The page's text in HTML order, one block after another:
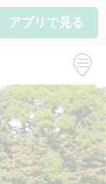
アプリで見る